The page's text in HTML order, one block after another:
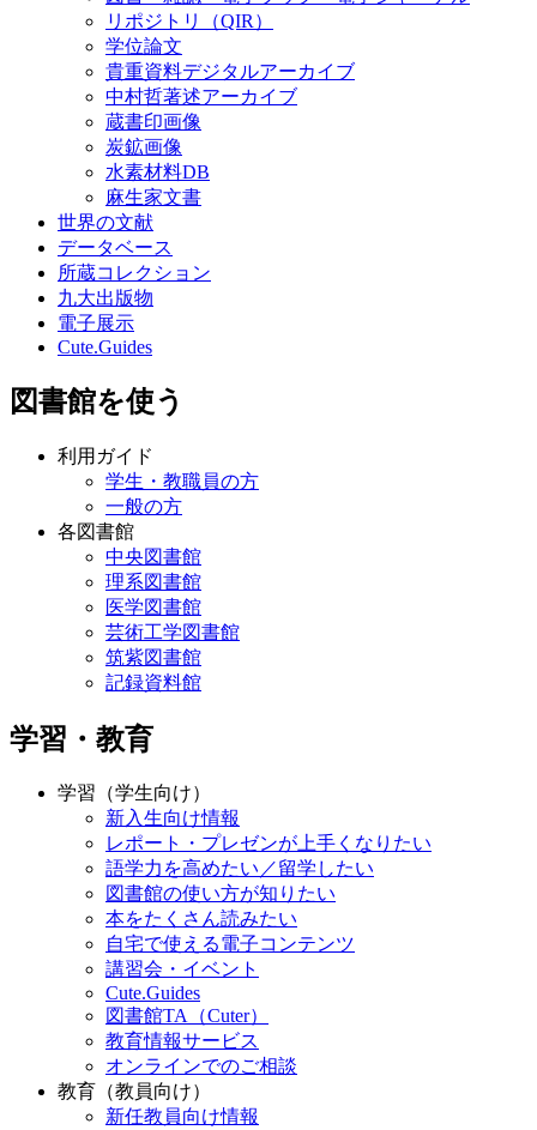
リポジトリ（QIR）
学位論文
貴重資料デジタルアーカイブ
中村哲著述アーカイブ
蔵書印画像
炭鉱画像
水素材料DB
麻生家文書
世界の文献
データベース
所蔵コレクション
九大出版物
電子展示
Cute.Guides
図書館を使う
利用ガイド
学生・教職員の方
一般の方
各図書館
中央図書館
理系図書館
医学図書館
芸術工学図書館
筑紫図書館
記録資料館
学習・教育
学習（学生向け）
新入生向け情報
レポート・プレゼンが上手くなりたい
語学力を高めたい／留学したい
図書館の使い方が知りたい
本をたくさん読みたい
自宅で使える電子コンテンツ
講習会・イベント
Cute.Guides
図書館TA（Cuter）
教育情報サービス
オンラインでのご相談
教育（教員向け）
新任教員向け情報